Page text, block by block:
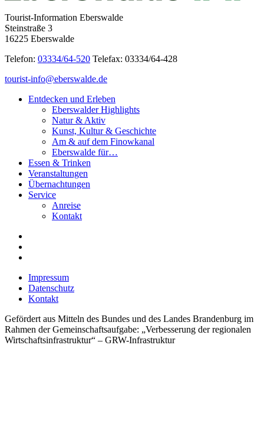
Tourist-Information Eberswalde
Steinstraße 3
16225 Eberswalde
Telefon: 03334/64-520 Telefax: 03334/64-428
tourist-info@eberswalde.de
Entdecken und Erleben
Eberswalder Highlights
Natur & Aktiv
Kunst, Kultur & Geschichte
Am & auf dem Finowkanal
Eberswalde für…
Essen & Trinken
Veranstaltungen
Übernachtungen
Service
Anreise
Kontakt
Impressum
Datenschutz
Kontakt
Gefördert aus Mitteln des Bundes und des Landes Brandenburg im
Rahmen der Gemeinschaftsaufgabe: „Verbesserung der regionalen
Wirtschaftsinfrastruktur“ – GRW-Infrastruktur